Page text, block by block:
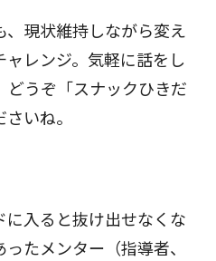
現状維持しながら変え
レンジ。気軽に話をし
どうぞ「スナックひきだ
いね。
入ると抜け出せなくな
たメンター（指導者、